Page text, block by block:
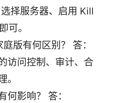
择服务器、启用 Kill
可。
版有何区别？ 答：
访问控制、审计、合
。
何影响？ 答：